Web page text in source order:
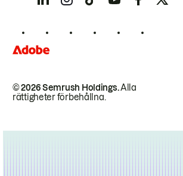
© 2026 Semrush Holdings.Alla
rättigheter förbehållna.